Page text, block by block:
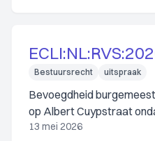
Bestuursrecht uitspraak
Bevoegdheid
op Albert Cuypstraat
13 mei 2026